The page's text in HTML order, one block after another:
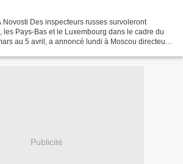
Novosti Des inspecteurs russes survoleront
Pays-Bas et le Luxembourg dans le cadre du
au 5 avril, a annoncé lundi à Moscou directeur
Publicité